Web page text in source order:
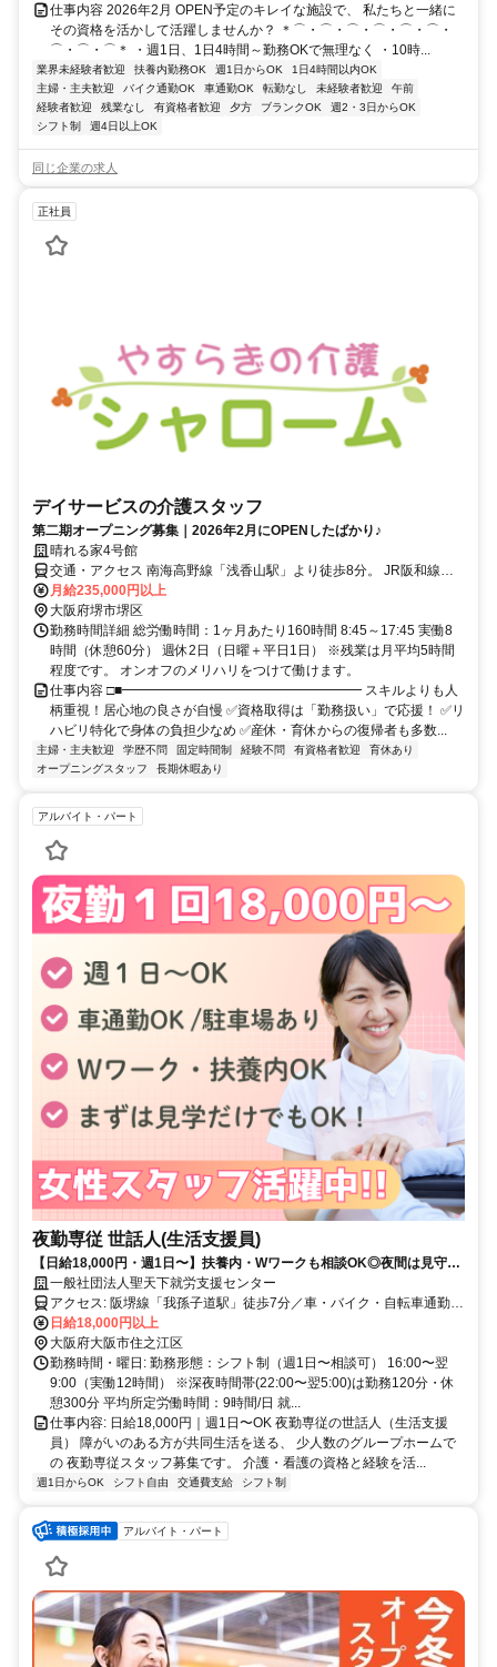
仕事内容 2026年2月 OPEN予定のキレイな施設で、 私たちと一緒に
その資格を活かして活躍しませんか？ ＊⌒・⌒・⌒・⌒・⌒・⌒・
⌒・⌒・⌒＊ ・週1日、1日4時間～勤務OKで無理なく ・10時...
業界未経験者歓迎 扶養内勤務OK 週1日からOK
1日4時間以内OK
主婦・主夫歓迎
バイク通勤OK 車通勤OK 転勤なし 未経験者歓迎
午前
経験者歓迎
残業なし 有資格者歓迎 夕方 ブランクOK
週2・3日からOK
シフト制
週4日以上OK
同じ企業の求人
正社員
デイサービスの介護スタッフ
第二期オープニング募集｜2026年2月にOPENしたばかり♪
晴れる家4号館
交通・アクセス 南海高野線「浅香山駅」より徒歩8分。 JR阪和線
「浅香駅」より徒歩10分。 阪堺線「綾之町駅」から徒歩15分。
月給235,000円以上
大阪府堺市堺区
勤務時間詳細 総労働時間：1ヶ月あたり160時間 8:45～17:45 実働8
時間（休憩60分） 週休2日（日曜＋平日1日） ※残業は月平均5時間
程度です。 オンオフのメリハリをつけて働けます。
仕事内容 □■━━━━━━━━━━━━━━━━━━ スキルよりも人
柄重視！居心地の良さが自慢 ✅資格取得は「勤務扱い」で応援！ ✅リ
ハビリ特化で身体の負担少なめ ✅産休・育休からの復帰者も多数...
主婦・主夫歓迎 学歴不問 固定時間制 経験不問 有資格者歓迎
育休あり
オープニングスタッフ
長期休暇あり
アルバイト・パート
夜勤専従 世話人(生活支援員)
【日給18,000円・週1日〜】扶養内・Wワークも相談OK◎夜間は見守り
中心＆仮眠しっかり／ブランク可・少人数で落ち着いたグループホーム
夜勤
一般社団法人聖天下就労支援センター
アクセス: 阪堺線「我孫子道駅」徒歩7分／車・バイク・自転車通勤
OK（駐車場あり）
日給18,000円以上
大阪府大阪市住之江区
勤務時間・曜日: 勤務形態：シフト制（週1日〜相談可） 16:00〜翌
9:00（実働12時間） ※深夜時間帯(22:00〜翌5:00)は勤務120分・休
憩300分 平均所定労働時間：9時間/日 就...
仕事内容: 日給18,000円｜週1日〜OK 夜勤専従の世話人（生活支援
員） 障がいのある方が共同生活を送る、 少人数のグループホームで
の 夜勤専従スタッフ募集です。 介護・看護の資格と経験を活...
週1日からOK シフト自由 交通費支給 シフト制
アルバイト・パート